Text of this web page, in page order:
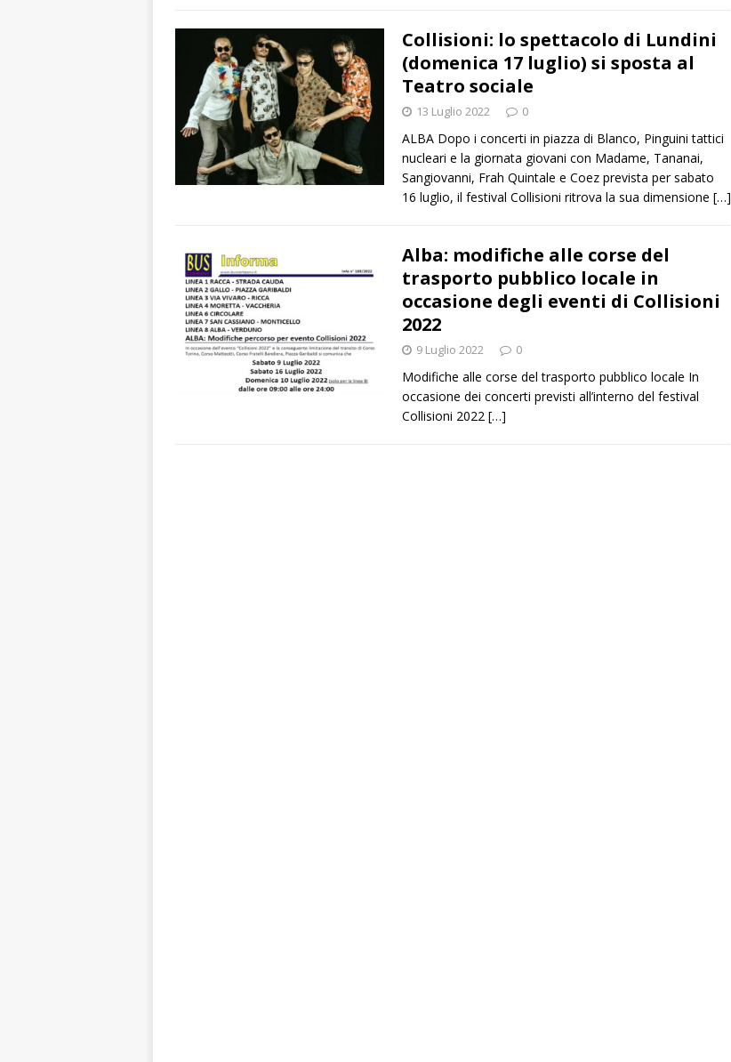
Collisioni: lo spettacolo di Lundini
(domenica 17 luglio) si sposta al
Teatro sociale
13 Luglio 2022 0
ALBA Dopo i concerti in piazza di Blanco, Pinguini tattici
nucleari e la giornata giovani con Madame, Tananai,
Sangiovanni, Frah Quintale e Coez prevista per sabato
16 luglio, il festival Collisioni ritrova la sua dimensione […]
Alba: modifiche alle corse del
trasporto pubblico locale in
occasione degli eventi di Collisioni
2022
9 Luglio 2022 0
Modifiche alle corse del trasporto pubblico locale In
occasione dei concerti previsti all’interno del festival
Collisioni 2022 […]